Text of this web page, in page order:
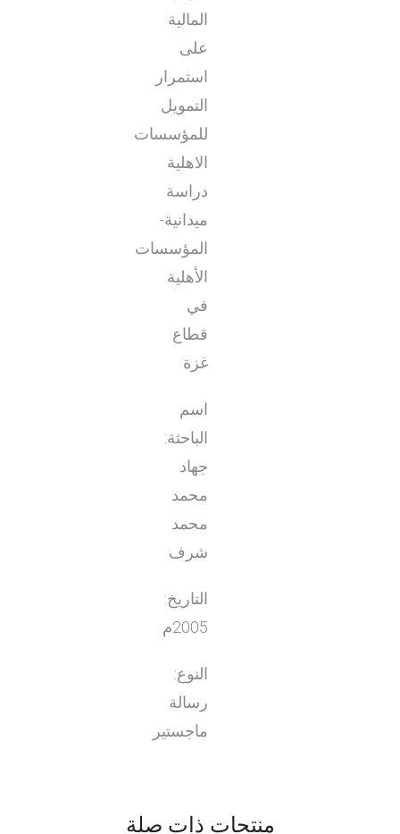
المالية
على
استمرار
التمويل
للمؤسسات
الاهلية
دراسة
ميدانية-
المؤسسات
الأهلية
في
قطاع
غزة
اسم
الباحثة:
جهاد
محمد
محمد
شرف
التاريخ:
2005م
النوع:
رسالة
ماجستير
منتجات ذات صلة